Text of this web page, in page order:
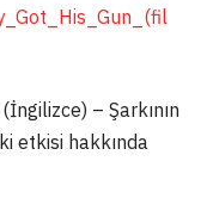
– Şarkının
etkisi hakkında